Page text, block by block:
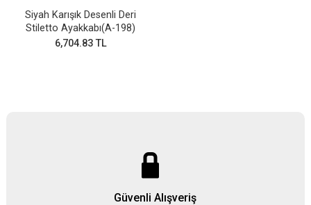
Siyah Karışık Desenli Deri
Stiletto Ayakkabı(A-198)
6,704.83 TL
Güvenli Alışveriş